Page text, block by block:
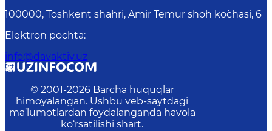
100000, Toshkent shahri, Amir Temur shoh ko`chasi, 6
Elektron pochta:
info@davaktiv.uz
© 2001-2026 Barcha huquqlar
himoyalangan. Ushbu veb-saytdagi
ma’lumotlardan foydalanganda havola
ko‘rsatilishi shart.